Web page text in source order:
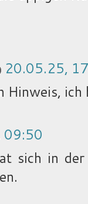
20.05.25,
Hinweis,
09:50
sich in